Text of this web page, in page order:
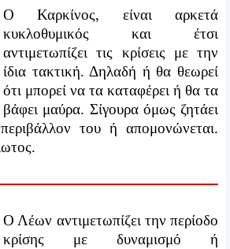
Ο Καρκίνος, είναι αρκετά
κυκλοθυμικός και έτσι
αντιμετωπίζει τις κρίσεις με την
ίδια τακτική. Δηλαδή ή θα θεωρεί
ότι μπορεί να τα καταφέρει ή θα τα
βάφει μαύρα. Σίγουρα όμως ζητάει
του ή απομονώνεται.
Ο Λέων αντιμετωπίζει την περίοδο
κρίσης με δυναμισμό ή